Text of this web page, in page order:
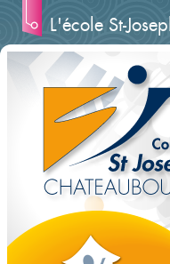
L'école St-